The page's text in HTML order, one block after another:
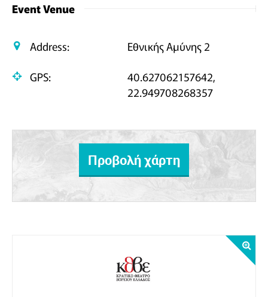
Event Venue
Address:
Εθνικής Αμύνης 2
GPS:
40.627062157642,
22.949708268357
Προβολή χάρτη